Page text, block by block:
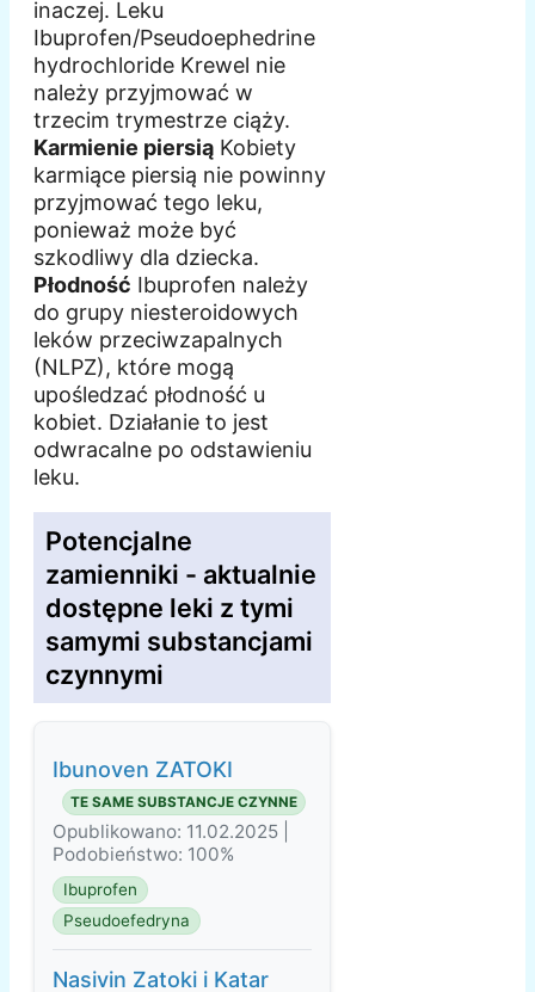
inaczej. Leku
Ibuprofen/Pseudoephedrine
hydrochloride Krewel nie
należy przyjmować w
trzecim trymestrze ciąży.
Karmienie piersią Kobiety
karmiące piersią nie powinny
przyjmować tego leku,
ponieważ może być
szkodliwy dla dziecka.
Płodność Ibuprofen należy
do grupy niesteroidowych
leków przeciwzapalnych
(NLPZ), które mogą
upośledzać płodność u
kobiet. Działanie to jest
odwracalne po odstawieniu
leku.
Potencjalne
zamienniki - aktualnie
dostępne leki z tymi
samymi substancjami
czynnymi
Ibunoven ZATOKI
TE SAME SUBSTANCJE CZYNNE
Opublikowano: 11.02.2025 |
Podobieństwo: 100%
Ibuprofen
Pseudoefedryna
Nasivin Zatoki i Katar